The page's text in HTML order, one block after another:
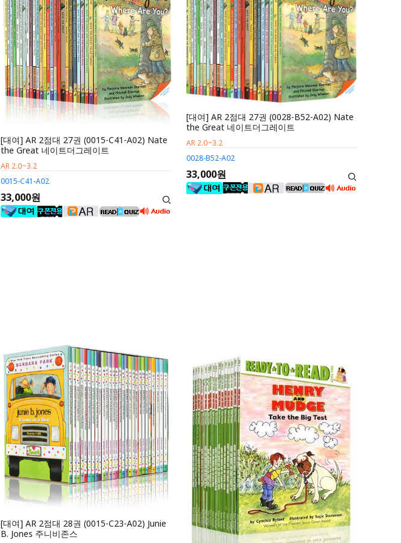
[대여] AR 2점대 27권 (0015-C41-A02) Nate
the Great 네이트더그레이트
AR 2.0~3.2
0015-C41-A02
33,000원
[대여] AR 2점대 27권 (0028-B52-A02) Nate
the Great 네이트더그레이트
AR 2.0~3.2
0028-B52-A02
33,000원
[대여] AR 2점대 28권 (0015-C23-A02) Junie
B. Jones 주니비존스